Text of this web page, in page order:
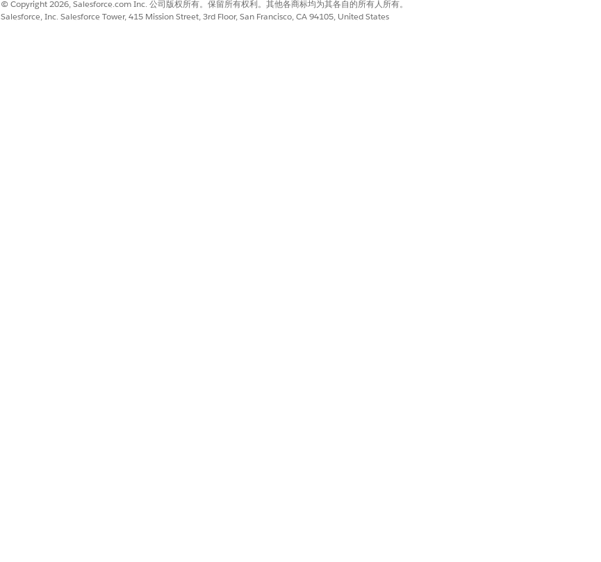
© Copyright 2026, Salesforce.com Inc. 公司版权所有。保留所有权利。其他各商标均为其各自的所有人所有。
Salesforce, Inc. Salesforce Tower, 415 Mission Street, 3rd Floor, San Francisco, CA 94105, United States